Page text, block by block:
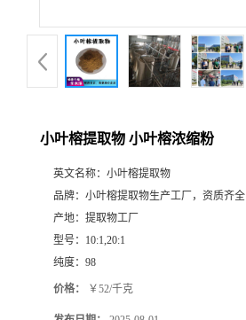
小叶榕提取物 小叶榕浓缩粉
英文名称： 小叶榕提取物
品牌： 小叶榕提取物生产工厂，资质齐全
产地： 提取物工厂
型号： 10:1,20:1
纯度： 98
价格： ￥52/千克